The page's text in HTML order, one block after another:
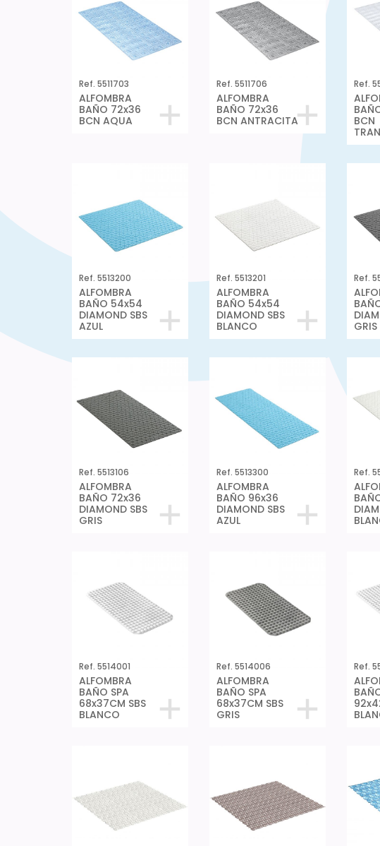
Ref. 5511703
ALFOMBRA
BAÑO 72x36
BCN AQUA
Ref. 5511706
ALFOMBRA
BAÑO 72x36
BCN ANTRACITA
Ref.
BCN
Ref. 5513200
ALFOMBRA
BAÑO 54x54
DIAMOND SBS
AZUL
Ref. 5513201
ALFOMBRA
BAÑO 54x54
DIAMOND SBS
BLANCO
Ref.
GRIS
Ref. 5513106
ALFOMBRA
BAÑO 72x36
DIAMOND SBS
GRIS
Ref. 5513300
ALFOMBRA
BAÑO 96x36
DIAMOND SBS
AZUL
Ref.
Ref. 5514001
ALFOMBRA
BAÑO SPA
68x37CM SBS
BLANCO
Ref. 5514006
ALFOMBRA
BAÑO SPA
68x37CM SBS
GRIS
Ref.